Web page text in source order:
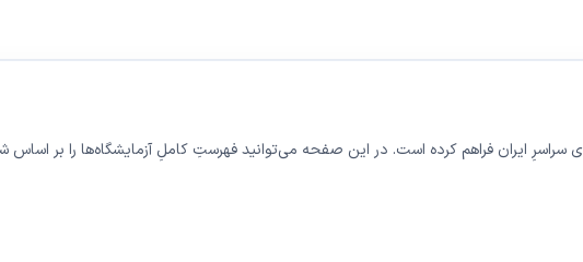
ایران فراهم کرده است. در این صفحه می‌توانید فهرستِ کاملِ آزمایشگاه‌ها را بر اساس